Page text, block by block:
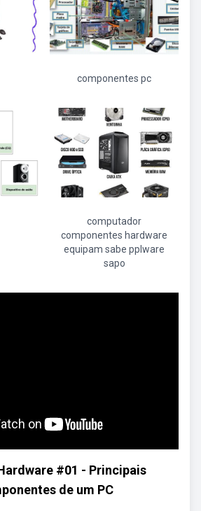
componentes pc
computador
componentes hardware
equipam sabe pplware
sapo
#01 - Principais
de um PC